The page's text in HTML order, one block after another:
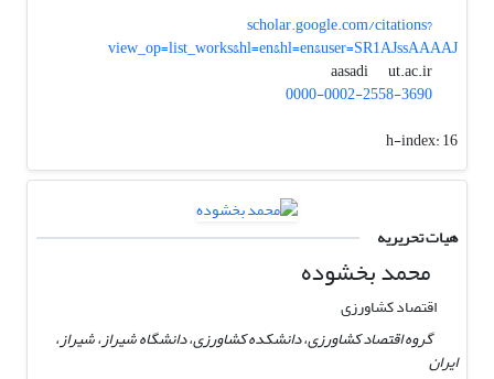
scholar.google.com/citations?
view_op=list_works&hl=en&hl=en&user=SR1AJssAAAAJ
aasadi
ut.ac.ir
0000-0002-2558-3690
h-index:16
هیات تحریریه
محمد بخشوده
اقتصاد کشاورزی
گروه اقتصاد کشاورزی، دانشکده کشاورزی، دانشگاه شیراز، شیراز،
ایران